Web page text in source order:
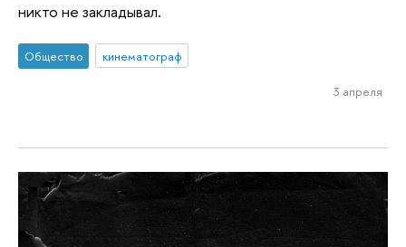
никто не закладывал.
Общество кинематограф
3 апреля